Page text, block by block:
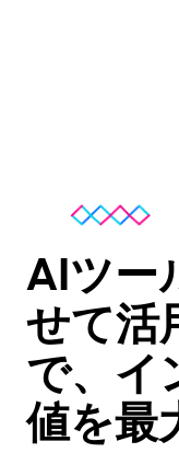
AIツー
せて活
で、イ
値を最